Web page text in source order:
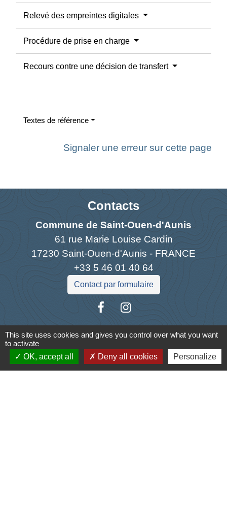
Relevé des empreintes digitales
Procédure de prise en charge
Recours contre une décision de transfert
Textes de référence
Signaler une erreur sur cette page
Contacts
Commune de Saint-Ouen-d'Aunis
61 rue Marie Louise Cardin
17230 Saint-Ouen-d'Aunis - FRANCE
+33 5 46 01 40 64
Contact par formulaire
Liens
Cyclad
This site uses cookies and gives you control over what you want
to activate
OK, accept all
Deny all cookies Personalize